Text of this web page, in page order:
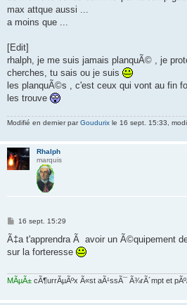
max attque aussi ...
a moins que ...
[Edit]
rhalph, je me suis jamais planquÃ© , je
cherches, tu sais ou je suis
les planquÃ©s , c'est ceux qui vont au fin
les trouve
Modifié en dernier parGoudurix le 16 sept. 15:33,
Rhalph
marquis
M
s
s
a
16 sept. 15:29
Ã‡a t'apprendra Ã avoir un Ã©quipement
sur la forteresse
MÃµÃ± cÃ¶urrÃµÃºx Ã«st aÃ¹ssÃ¯ Ã¾rÃ´mpt et